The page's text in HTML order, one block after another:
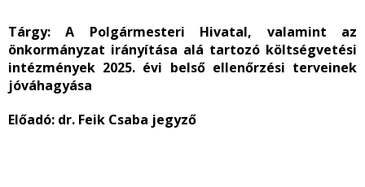
Tárgy: A Polgármesteri Hivatal, valamint az
önkormányzat irányítása alá tartozó költségvetési
intézmények 2025. évi belső ellenőrzési terveinek
jóváhagyása
Előadó: dr. Feik Csaba jegyző